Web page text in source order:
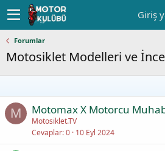
Giriş
Forumlar
Motosiklet Modelleri ve
M Motomax X Motorcu
Motosiklet.TV
Cevaplar 0 10 Eyl 2024